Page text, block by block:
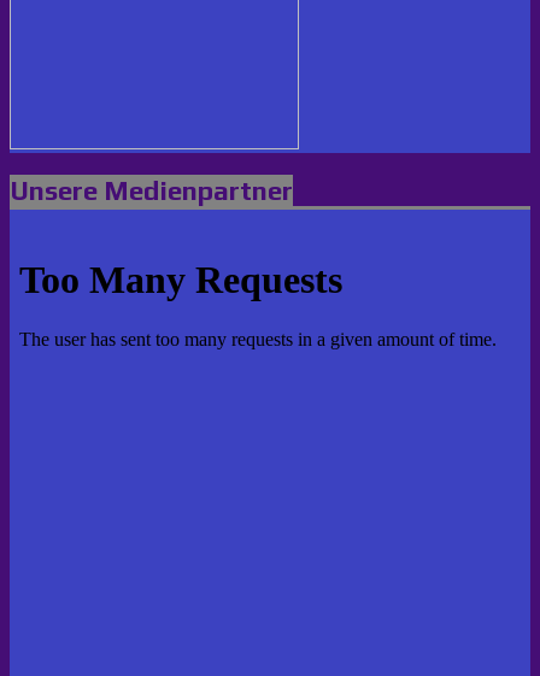
Unsere Medienpartner